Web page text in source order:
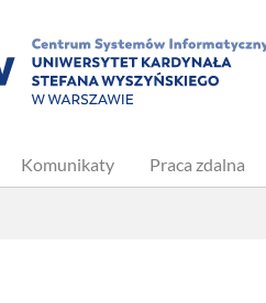
Komunikaty Praca zdalna